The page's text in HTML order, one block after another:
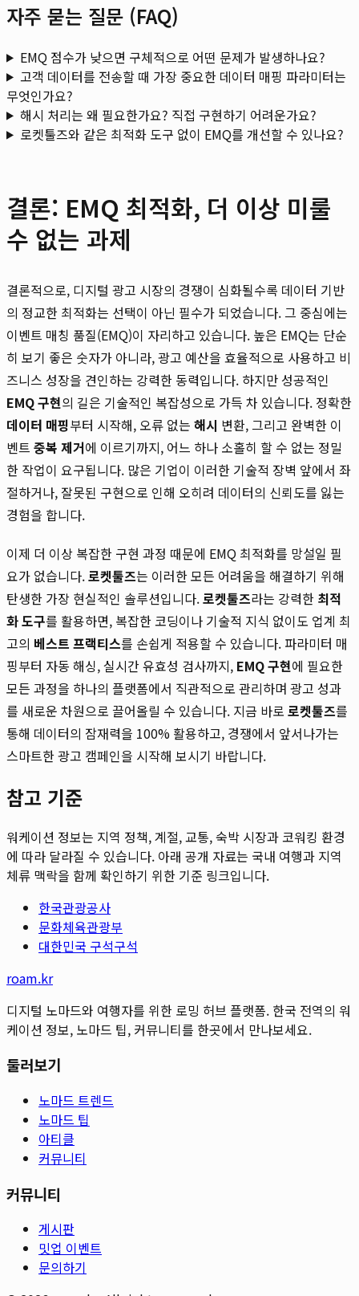
자주 묻는 질문 (FAQ)
EMQ 점수가 낮으면 구체적으로 어떤 문제가 발생하나요?
고객 데이터를 전송할 때 가장 중요한 데이터 매핑 파라미터는
무엇인가요?
해시 처리는 왜 필요한가요? 직접 구현하기 어려운가요?
로켓툴즈와 같은 최적화 도구 없이 EMQ를 개선할 수 있나요?
결론: EMQ 최적화, 더 이상 미룰
수 없는 과제
결론적으로, 디지털 광고 시장의 경쟁이 심화될수록 데이터 기반
의 정교한 최적화는 선택이 아닌 필수가 되었습니다. 그 중심에는
이벤트 매칭 품질(EMQ)이 자리하고 있습니다. 높은 EMQ는 단순
히 보기 좋은 숫자가 아니라, 광고 예산을 효율적으로 사용하고 비
즈니스 성장을 견인하는 강력한 동력입니다. 하지만 성공적인
EMQ 구현의 길은 기술적인 복잡성으로 가득 차 있습니다. 정확한
데이터 매핑부터 시작해, 오류 없는 해시 변환, 그리고 완벽한 이
벤트 중복 제거에 이르기까지, 어느 하나 소홀히 할 수 없는 정밀
한 작업이 요구됩니다. 많은 기업이 이러한 기술적 장벽 앞에서 좌
절하거나, 잘못된 구현으로 인해 오히려 데이터의 신뢰도를 잃는
경험을 합니다.
이제 더 이상 복잡한 구현 과정 때문에 EMQ 최적화를 망설일 필
요가 없습니다.로켓툴즈는 이러한 모든 어려움을 해결하기 위해
탄생한 가장 현실적인 솔루션입니다.로켓툴즈라는 강력한 최적
화 도구를 활용하면, 복잡한 코딩이나 기술적 지식 없이도 업계 최
고의 베스트 프랙티스를 손쉽게 적용할 수 있습니다. 파라미터 매
핑부터 자동 해싱, 실시간 유효성 검사까지, EMQ 구현에 필요한
모든 과정을 하나의 플랫폼에서 직관적으로 관리하며 광고 성과
를 새로운 차원으로 끌어올릴 수 있습니다. 지금 바로 로켓툴즈를
통해 데이터의 잠재력을 100% 활용하고, 경쟁에서 앞서나가는
스마트한 광고 캠페인을 시작해 보시기 바랍니다.
참고 기준
워케이션 정보는 지역 정책, 계절, 교통, 숙박 시장과 코워킹 환경
에 따라 달라질 수 있습니다. 아래 공개 자료는 국내 여행과 지역
체류 맥락을 함께 확인하기 위한 기준 링크입니다.
한국관광공사
문화체육관광부
대한민국 구석구석
roam.kr
디지털 노마드와 여행자를 위한 로밍 허브 플랫폼. 한국 전역의 워
케이션 정보, 노마드 팁, 커뮤니티를 한곳에서 만나보세요.
둘러보기
노마드 트렌드
노마드 팁
아티클
커뮤니티
커뮤니티
게시판
밋업 이벤트
문의하기